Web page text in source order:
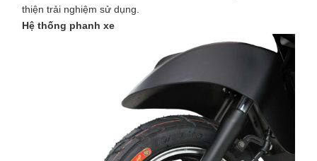
thiện trải nghiệm sử dụng.
Hệ thống phanh xe